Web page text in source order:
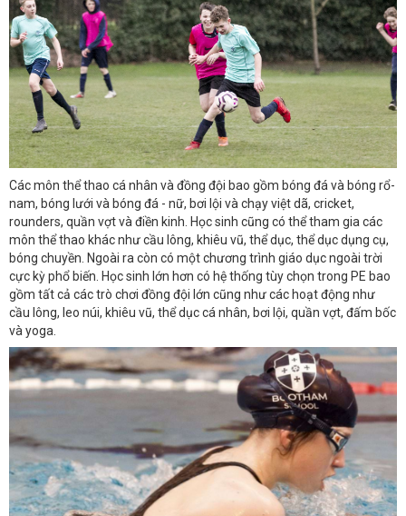
Các môn thể thao cá nhân và đồng đội bao gồm bóng đá và bóng rổ-
nam, bóng lưới và bóng đá - nữ, bơi lội và chạy việt dã, cricket,
rounders, quần vợt và điền kinh. Học sinh cũng có thể tham gia các
môn thể thao khác như cầu lông, khiêu vũ, thể dục, thể dục dụng cụ,
bóng chuyền. Ngoài ra còn có một chương trình giáo dục ngoài trời
cực kỳ phổ biến. Học sinh lớn hơn có hệ thống tùy chọn trong PE bao
gồm tất cả các trò chơi đồng đội lớn cũng như các hoạt động như
cầu lông, leo núi, khiêu vũ, thể dục cá nhân, bơi lội, quần vợt, đấm bốc
và yoga.